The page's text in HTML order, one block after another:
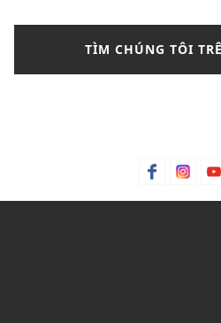
các mẫu dép da nam
cách
cách phối đồ mùa thu cho nữ
cách phối đồ với chân váy bút
TÌM CHÚNG TÔI